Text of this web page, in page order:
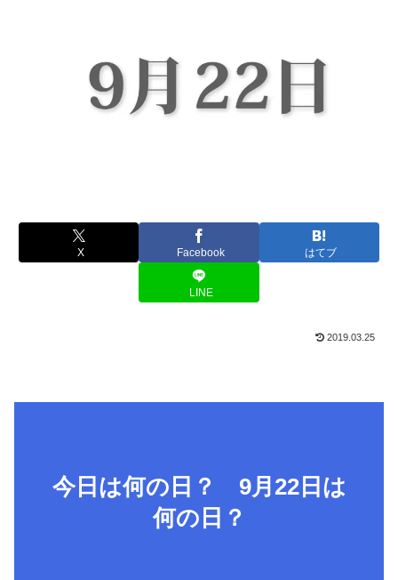
X Facebook はてブ
LINE
2019.03.25
今日は何の日？ 9月22日は
何の日？